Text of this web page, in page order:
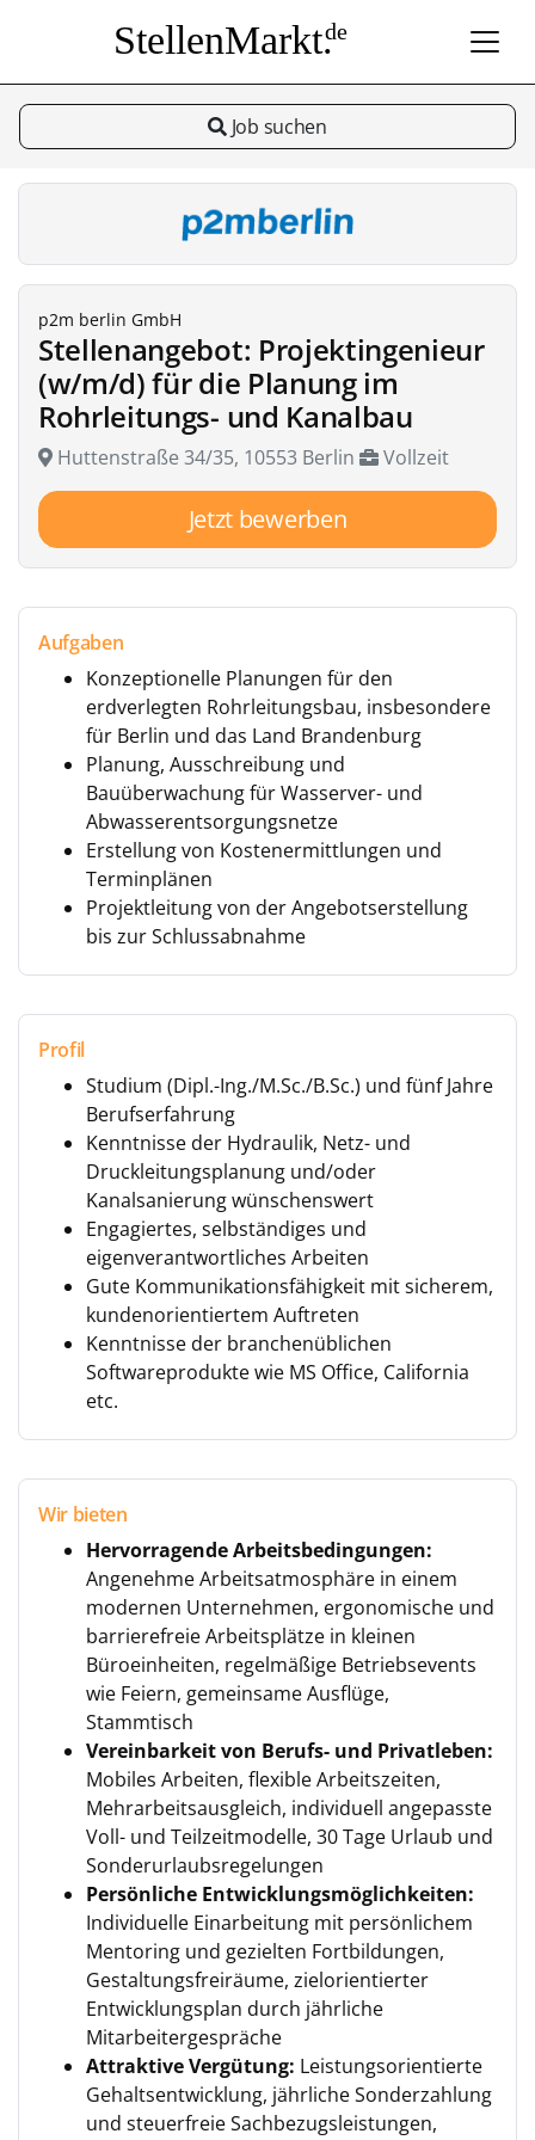
StellenMarkt.de
Job suchen
p2m berlin GmbH
Stellenangebot: Projektingenieur
(w/m/d) für die Planung im
Rohrleitungs- und Kanalbau
Huttenstraße 34/35, 10553 Berlin Vollzeit
Jetzt bewerben
Aufgaben
Konzeptionelle Planungen für den
erdverlegten Rohrleitungsbau, insbesondere
für Berlin und das Land Brandenburg
Planung, Ausschreibung und
Bauüberwachung für Wasserver- und
Abwasserentsorgungsnetze
Erstellung von Kostenermittlungen und
Terminplänen
Projektleitung von der Angebotserstellung
bis zur Schlussabnahme
Profil
Studium (Dipl.-Ing./M.Sc./B.Sc.) und fünf Jahre
Berufserfahrung
Kenntnisse der Hydraulik, Netz- und
Druckleitungsplanung und/oder
Kanalsanierung wünschenswert
Engagiertes, selbständiges und
eigenverantwortliches Arbeiten
Gute Kommunikationsfähigkeit mit sicherem,
kundenorientiertem Auftreten
Kenntnisse der branchenüblichen
Softwareprodukte wie MS Office, California
etc.
Wir bieten
Hervorragende Arbeitsbedingungen:
Angenehme Arbeitsatmosphäre in einem
modernen Unternehmen, ergonomische und
barrierefreie Arbeitsplätze in kleinen
Büroeinheiten, regelmäßige Betriebsevents
wie Feiern, gemeinsame Ausflüge,
Stammtisch
Vereinbarkeit von Berufs- und Privatleben:
Mobiles Arbeiten, flexible Arbeitszeiten,
Mehrarbeitsausgleich, individuell angepasste
Voll- und Teilzeitmodelle, 30 Tage Urlaub und
Sonderurlaubsregelungen
Persönliche Entwicklungsmöglichkeiten:
Individuelle Einarbeitung mit persönlichem
Mentoring und gezielten Fortbildungen,
Gestaltungsfreiräume, zielorientierter
Entwicklungsplan durch jährliche
Mitarbeitergespräche
Attraktive Vergütung: Leistungsorientierte
Gehaltsentwicklung, jährliche Sonderzahlung
und steuerfreie Sachbezugsleistungen,